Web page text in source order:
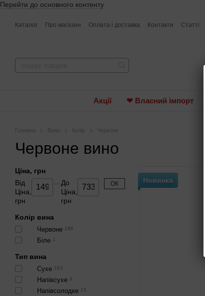
Перейти до основного контенту
Каталог Про магазин Оплата і доставка Контакти Статті
Акції ❤ Власний імпорт
Головна Вино Колір Червоне
Червоне вино
Новинка
Ціна, грн
Від
Ціна,
грн
До
Ціна,
грн
ОК
Колір вина
Червоне 186
Біле 1
Тип вина
Сухе 163
Напівсухе 9
Напівсолодке 15